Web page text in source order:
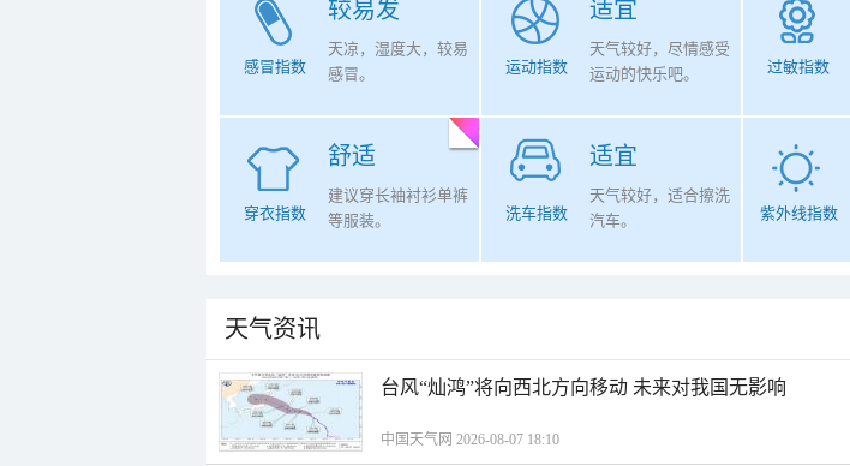
较易发
感冒指数
天凉，湿度大，较易
感冒。
适宜
运动指数
天气较好，尽情感受
运动的快乐吧。
过敏指数
舒适
穿衣指数
建议穿长袖衬衫单裤
等服装。
适宜
洗车指数
天气较好，适合擦洗
汽车。
紫外线指数
天气资讯
台风“灿鸿”将向西北方向移动 未来对我国无影响
中国天气网 2026-08-07 18:10